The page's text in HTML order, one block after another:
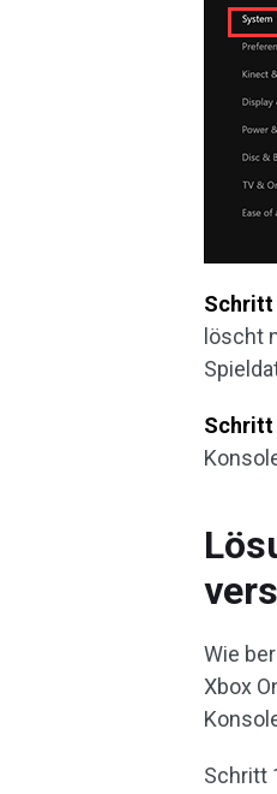
Schritt
löscht
Schritt
Wie
Xbox
Schritt